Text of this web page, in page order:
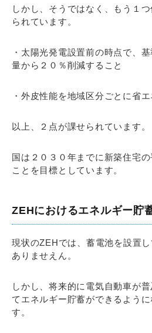
しかし、そうではなく、もう１
られています。
・太陽光発電設置前の時点で、
量から２０％削減すること
・外皮性能を地域区分ごとに省
以上、２点が課せられています。
国は２０３０年までに新築住宅
ことを目標としています。
ZEHにおけるエネルギー貯
現状のZEHでは、蓄電池を設置
ありませえん。
しかし、将来的に電気自動車が
てエネルギー貯蓄ができるよう
す。